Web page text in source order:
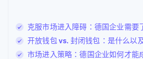
克服市场进入障碍：德国企业需要
开放钱包 vs. 封闭钱包：是什么以
市场进入策略：德国企业如何才能
卢森堡
罗马尼亚
English